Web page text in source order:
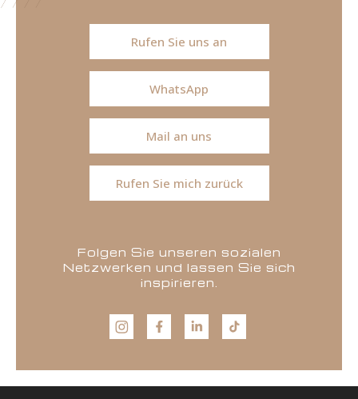
Rufen Sie uns an
WhatsApp
Mail an uns
Rufen Sie mich zurück
Folgen Sie unseren sozialen
Netzwerken und lassen Sie sich
inspirieren.